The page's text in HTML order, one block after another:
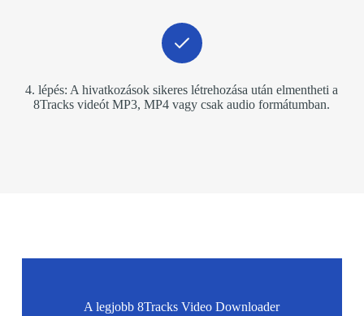
4. lépés: A hivatkozások sikeres létrehozása után elmentheti a
8Tracks videót MP3, MP4 vagy csak audio formátumban.
A legjobb 8Tracks Video Downloader